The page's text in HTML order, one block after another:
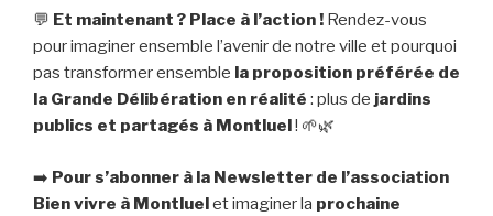
💬 Et maintenant ? Place à l’action ! Rendez-vous
pour imaginer ensemble l’avenir de notre ville et pourquoi
pas transformer ensemble la proposition préférée de
la Grande Délibération en réalité : plus de jardins
publics et partagés à Montluel ! 🌱🌿
➡️ Pour s’abonner à la Newsletter de l’association
Bien vivre à Montluelet imaginer la prochaine